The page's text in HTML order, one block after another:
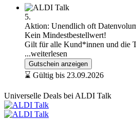
5.
Aktion: Unendlich oft
Kein Mindestbestellwert!
Gilt für alle Kund*innen und die
...weiterlesen
Gutschein anzeigen
⌛ Gültig bis 23.09.2026
Universelle Deals bei ALDI Talk